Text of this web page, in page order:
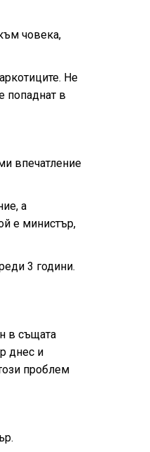
човека,
Не
попаднат в
впечатление
а
е министър,
3 години.
в същата
днес и
проблем